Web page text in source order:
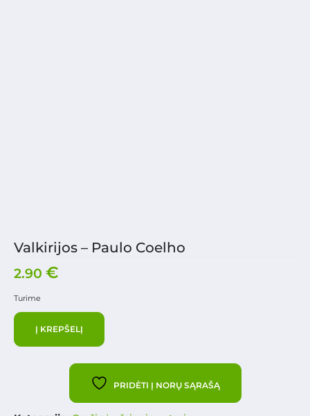
Valkirijos – Paulo Coelho
2.90 €
Turime
Į KREPŠELĮ
PRIDĖTI Į NORŲ SĄRAŠĄ